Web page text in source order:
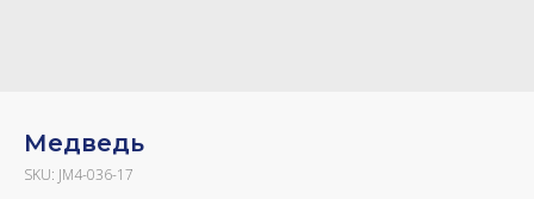
Медведь
SKU: JM4-036-17